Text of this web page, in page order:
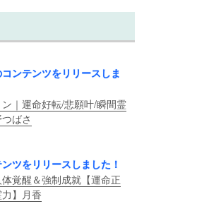
コンテンツをリリースしま
｜運命好転/悲願叶/瞬間霊
ばさ
ンツをリリースしました！
覚醒＆強制成就【運命正
】月香